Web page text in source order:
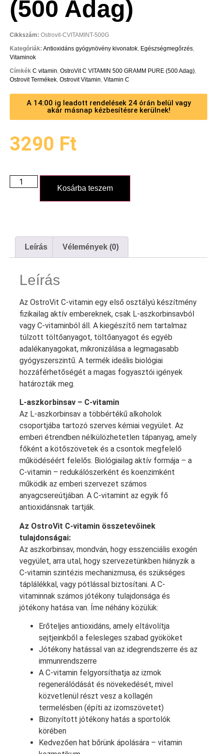
(500 Adag)
Cikkszám: Ostrovit-CVITAMINT-500G
Kategóriák: Antioxidáns gyógynövény kivonatok, Egészségmegőrzés,
Vitaminok
Címkék C vitamin, OstroVit C VITAMIN 500 GRAMM PURE (500 Adag),
Ostrovit Termékek, Ostrovit Vitamin, Vitamin C
A 14:00 ig leadott rendelések 24 órán belül vagy
akár másnap kézbesítésre kerülnek!
3290 Ft
Kosárba teszem
Leírás Vélemények (0)
Leírás
Az OstroVit C-vitamin egy első osztályú készítmény
fizikailag aktív embereknek, csak L-aszkorbinsavból
vagy C-vitaminból áll. A kiegészítő nem tartalmaz
túlzott töltőanyagot, töltőanyagot és egyéb
adalékanyagokat, mikronizálása a legmagasabb
gyógyszerszintű. A termék ideális biológiai
hozzáférhetőségét a magas fogyasztói igények
határozták meg.
L-aszkorbinsav – C-vitamin
Az L-aszkorbinsav a többértékű alkoholok
csoportjába tartozó szerves kémiai vegyület. Az
emberi étrendben nélkülözhetetlen tápanyag, amely
főként a kötőszövetek és a csontok megfelelő
működéséért felelős. Biológiailag aktív formája – a
C-vitamin – redukálószerként és koenzimként
működik az emberi szervezet számos
anyagcsereútjában. A C-vitamint az egyik fő
antioxidánsnak tartják.
Az OstroVit C-vitamin összetevőinek
tulajdonságai:
Az aszkorbinsav, mondván, hogy esszenciális exogén
vegyület, arra utal, hogy szervezetünkben hiányzik a
C-vitamin szintézis mechanizmusa, és szükséges
táplálékkal, vagy pótlással biztosítani. A C-
vitaminnak számos jótékony tulajdonsága és
jótékony hatása van. Íme néhány közülük:
Erőteljes antioxidáns, amely eltávolítja
sejtjeinkből a felesleges szabad gyököket
Jótékony hatással van az idegrendszerre és az
immunrendszerre
A C-vitamin felgyorsíthatja az izmok
regenerálódását és növekedését, mivel
közvetlenül részt vesz a kollagén
termelésben (építi az izomszövetet)
Bizonyított jótékony hatás a sportolók
körében
Kedvezően hat bőrünk ápolására – vitamin